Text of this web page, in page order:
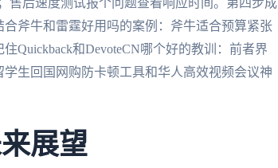
售后速度测试报个问题查看响应时间。第四步成
斧牛和雷霆好用吗的案例：斧牛适合预算紧张
Quickback和DevoteCN哪个好的教训：前者界
生回国网购防卡顿工具和华人高效视频会议神
展望